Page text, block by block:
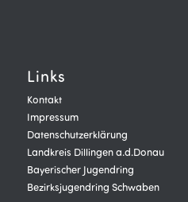
Links
Kontakt
Impressum
Datenschutzerklärung
Landkreis Dillingen a.d.Donau
Bayerischer Jugendring
Bezirksjugendring Schwaben